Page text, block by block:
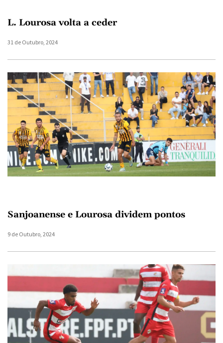
L. Lourosa volta a ceder
31 de Outubro, 2024
Sanjoanense e Lourosa dividem pontos
9 de Outubro, 2024